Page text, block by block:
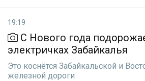
19:19
С Нового года
электричках Забайкалья
Это коснётся Забайкальской и
железной дороги